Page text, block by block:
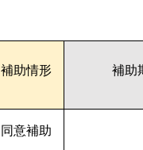
補助情形 補助
同意補助